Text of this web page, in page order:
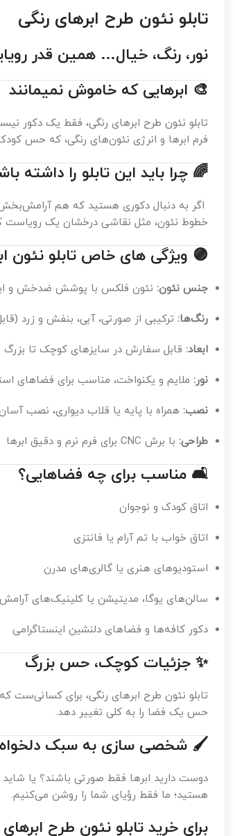
تابلو نئون طرح ابرهای رنگی
نور، رنگ، خیال… همین قدر
🎨 ابرهایی که خاموش نمیمانند
تابلو نئون طرح ابرهای رنگی، فقط یک دکور
فرم ابرها و انرژی نئون‌های رنگی، که حس
🌈 چرا باید این تابلو را داشته
اگر به دنبال دکوری هستید که هم
خطوط نئون، مثل نقاشی درخشان یک رویاست
🟣 ویژگی های خاص تابلو نئون
جنس نئون: نئون فلکس با پوشش ضدخش و
رنگ‌ها: ترکیبی از صورتی، آبی، بنفش و زرد
ابعاد: قابل سفارش در سایزهای کوچک تا بزرگ
نور: ملایم و یکنواخت، مناسب برای فضاهای
نصب: همراه با پایه یا قلاب دیواری، نصب
طراحی: با برش CNC برای فرم نرم و دقیق ابرها
🛋 مناسب برای چه فضاهایی؟
اتاق کودک و نوجوان
اتاق خواب با تم آرام یا فانتزی
استودیوهای هنری یا گالری‌های مدرن
سالن‌های یوگا، مدیتیشن یا کلینیک‌های
دکور کافه‌ها و فضاهای دلنشین اینستاگرامی
✨ جزئیات کوچک، حس بزرگ
تابلو نئون طرح ابرهای رنگی، برای
حس یک فضا را به کلی تغییر دهد.
🖌 شخصی سازی به سبک
دوست دارید ابرها فقط صورتی باشند؟ یا
هستید؛ ما فقط رؤیای شما را روشن می‌کنیم.
برای خرید تابلو نئون طرح